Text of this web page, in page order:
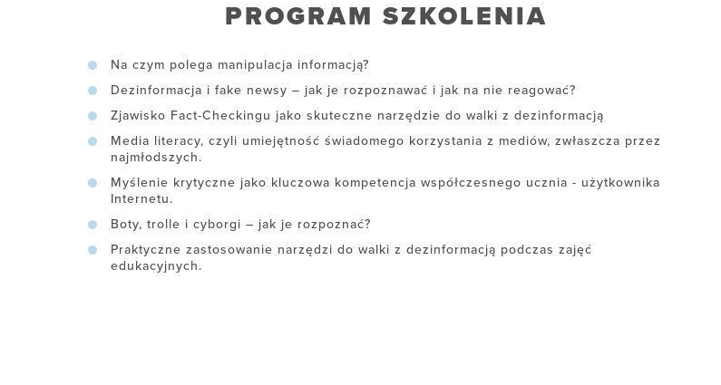
PROGRAM SZKOLENIA
Na czym polega manipulacja informacją?
Dezinformacja i fake newsy – jak je rozpoznawać i jak na nie reagować?
Zjawisko Fact-Checkingu jako skuteczne narzędzie do walki z dezinformacją
Media literacy, czyli umiejętność świadomego korzystania z mediów, zwłaszcza przez
najmłodszych.
Myślenie krytyczne jako kluczowa kompetencja współczesnego ucznia - użytkownika
Internetu.
Boty, trolle i cyborgi – jak je rozpoznać?
Praktyczne zastosowanie narzędzi do walki z dezinformacją podczas zajęć
edukacyjnych.